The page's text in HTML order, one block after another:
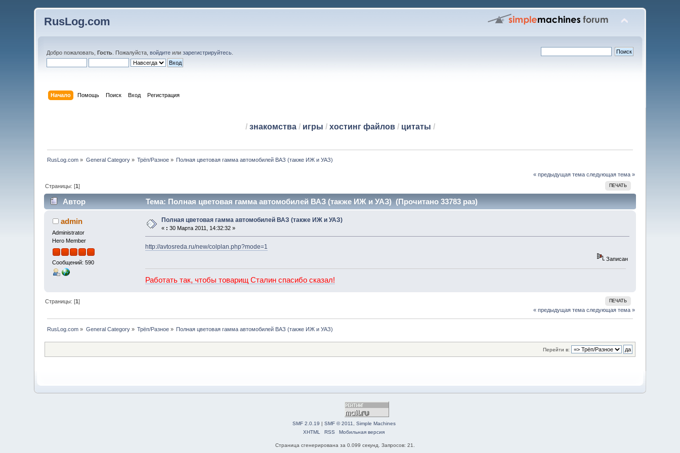
RusLog.com
Добро пожаловать,Гость . Пожалуйста,войдите илизарегистрируйтесь
Начало Помощь Поиск Вход Регистрация
/ знакомства/ игры / хостинг файлов/ цитаты /
RusLog.com » General Category» Трёп/Разное » Полная цветовая гамма автомобилей ВАЗ (также ИЖ и УАЗ)
« предыдущая тема следующая тема »
ПЕЧАТЬ
Страницы: [1]
Автор Тема: Полная цветовая гамма автомобилей ВАЗ (также ИЖ и УАЗ) (Прочитано 33783 раз)
admin
Administrator
Hero Member
Сообщений: 590
Полная цветовая гамма автомобилей ВАЗ (также ИЖ и УАЗ)
« : 30 Марта 2011, 14:32:32 »
http://avtosreda.ru/new/colplan.php?mode=1
Записан
Работать так, чтобы товарищ Сталин спасибо сказал!
ПЕЧАТЬ
Страницы: [1]
« предыдущая тема следующая тема »
RusLog.com » General Category» Трёп/Разное » Полная цветовая гамма автомобилей ВАЗ (также ИЖ и УАЗ)
Перейти в:
SMF 2.0.19 | SMF © 2011
Simple Machines
XHTML
RSS Мобильная версия
Страница сгенерирована за 0.099 секунд. Запросов: 21.